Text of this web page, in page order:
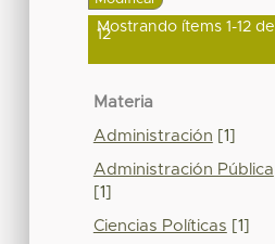
Mostrando ítems 1-12 de
12
Materia
Administración [1]
Administración Pública
[1]
Ciencias Políticas [1]